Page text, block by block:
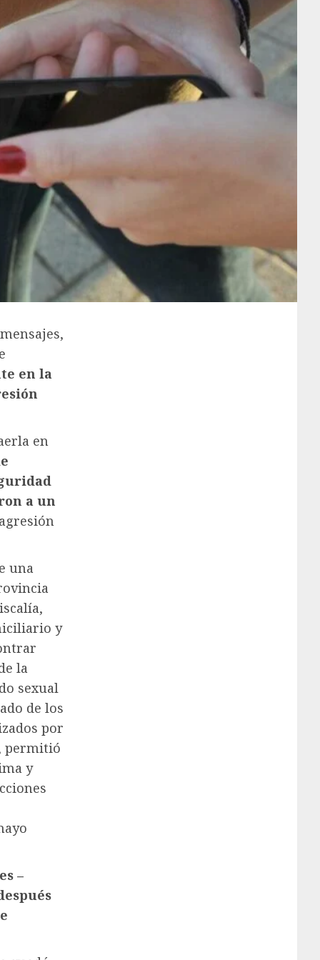
en la
en
a un
una
y
la
sexual
de los
por
permitió
y
–